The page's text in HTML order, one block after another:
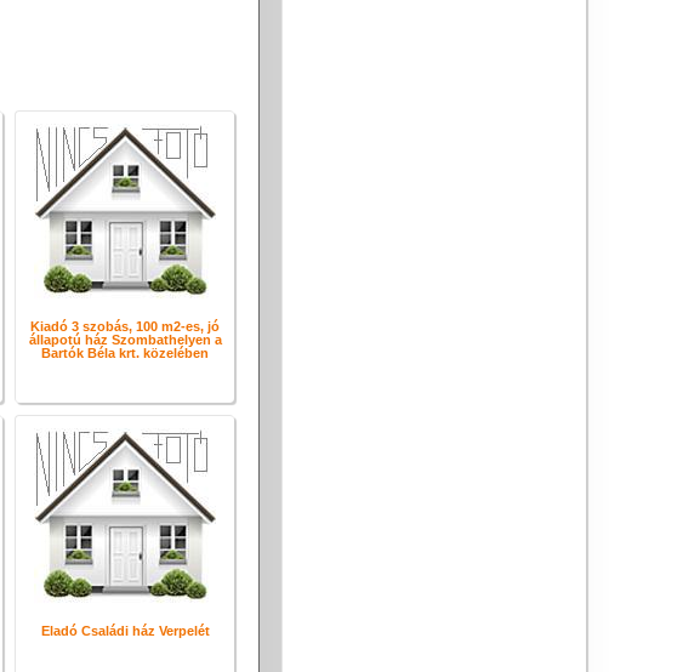
Kiadó 3 szobás, 100 m2-es, jó
állapotú ház Szombathelyen a
Bartók Béla krt. közelében
Eladó Családi ház Verpelét